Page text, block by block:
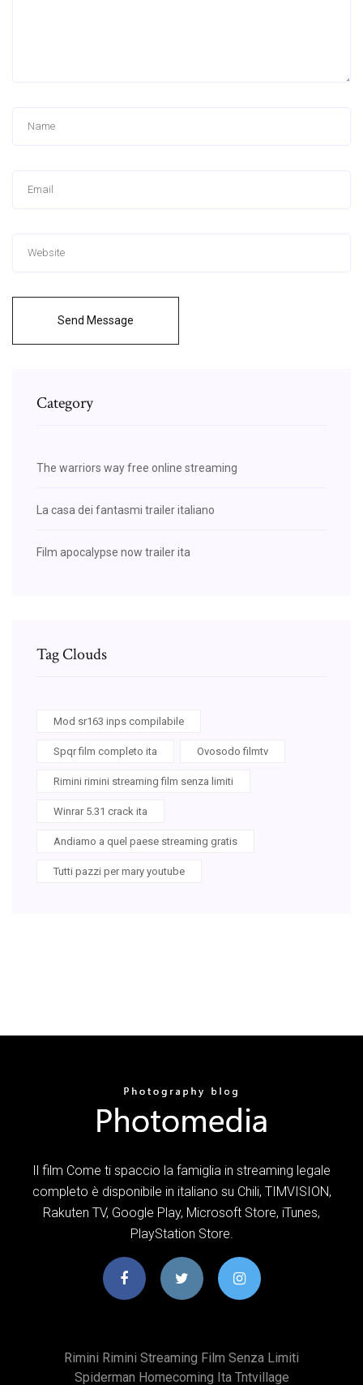
Send Message
Category
The warriors way free online streaming
La casa dei fantasmi trailer italiano
Film apocalypse now trailer ita
Tag Clouds
Mod sr163 inps compilabile
Spqr film completo ita Ovosodo filmtv
Rimini rimini streaming film senza limiti
Winrar 5.31 crack ita
Andiamo a quel paese streaming gratis
Tutti pazzi per mary youtube
Il film Come ti spaccio la famiglia in streaming legale
completo è disponibile in italiano su Chili, TIMVISION,
Rakuten TV, Google Play, Microsoft Store, iTunes,
PlayStation Store.
Rimini Rimini Streaming Film Senza Limiti
Spiderman Homecoming Ita Tntvillage